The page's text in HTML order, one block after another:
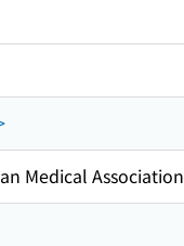
Medical Association